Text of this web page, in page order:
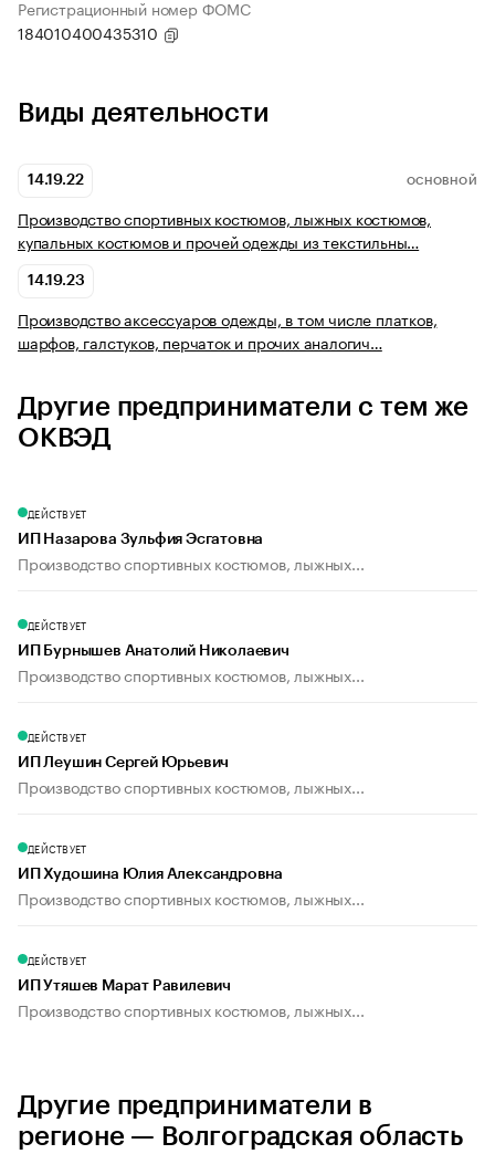
Регистрационный номер ФОМС
184010400435310
Виды деятельности
14.19.22 ОСНОВНОЙ
Производство спортивных костюмов, лыжных костюмов,
купальных костюмов и прочей одежды из текстильны…
14.19.23
Производство аксессуаров одежды, в том числе платков,
шарфов, галстуков, перчаток и прочих аналогич…
Другие предприниматели с тем же
ОКВЭД
ДЕЙСТВУЕТ
ИП Назарова Зульфия Эсгатовна
Производство спортивных костюмов, лыжных...
ДЕЙСТВУЕТ
ИП Бурнышев Анатолий Николаевич
Производство спортивных костюмов, лыжных...
ДЕЙСТВУЕТ
ИП Леушин Сергей Юрьевич
Производство спортивных костюмов, лыжных...
ДЕЙСТВУЕТ
ИП Худошина Юлия Александровна
Производство спортивных костюмов, лыжных...
ДЕЙСТВУЕТ
ИП Утяшев Марат Равилевич
Производство спортивных костюмов, лыжных...
Другие предприниматели в
регионе — Волгоградская область